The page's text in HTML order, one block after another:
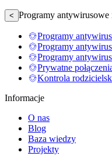
< Programy antywirusowe
Programy
Programy
Programy
Prywatne
Kontrola
Informacje
O nas
Blog
Baza wiedzy
Projekty